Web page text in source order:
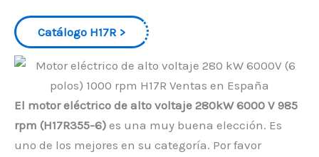
Catálogo H17R
El motor eléctrico de alto voltaje 280kW 6000 V 985
rpm (H17R355-6) es una muy buena elección. Es
uno de los mejores en su categoría. Por favor